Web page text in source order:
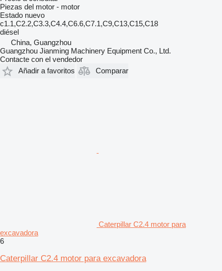
Piezas del motor - motor
Estado nuevo
c1.1,C2.2,C3.3,C4.4,C6.6,C7.1,C9,C13,C15,C18
diésel
China, Guangzhou
Guangzhou Jianming Machinery Equipment Co., Ltd.
Contacte con el vendedor
Añadir a favoritos
Comparar
Caterpillar C2.4 motor para
excavadora
6
Caterpillar C2.4 motor para excavadora